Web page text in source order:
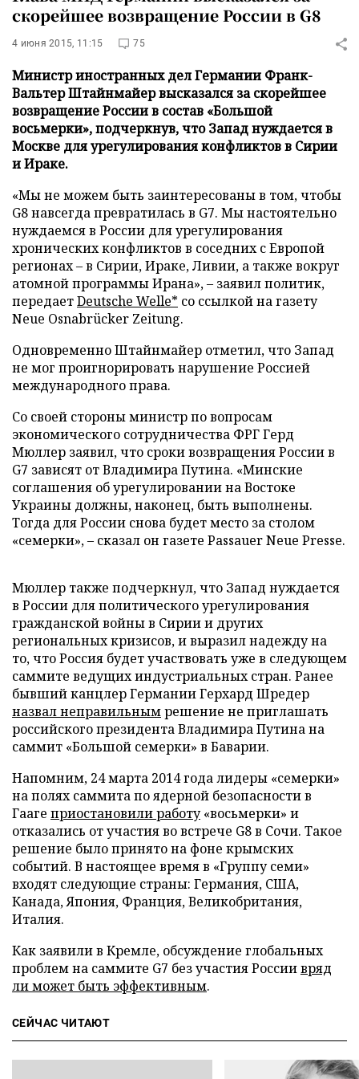
скорейшее возвращение России в G8
4 июня 2015, 11:15 75
Министр иностранных дел Германии Франк-
Вальтер Штайнмайер высказался за скорейшее
возвращение России в состав «Большой
восьмерки», подчеркнув, что Запад нуждается в
Москве для урегулирования конфликтов в Сирии
и Ираке.
«Мы не можем быть заинтересованы в том, чтобы
G8 навсегда превратилась в G7. Мы настоятельно
нуждаемся в России для урегулирования
хронических конфликтов в соседних с Европой
регионах – в Сирии, Ираке, Ливии, а также вокруг
атомной программы Ирана», – заявил политик,
передаетDeutsche Welle* со ссылкой на газету
Neue Osnabrücker Zeitung.
Одновременно Штайнмайер отметил, что Запад
не мог проигнорировать нарушение Россией
международного права.
Со своей стороны министр по вопросам
экономического сотрудничества ФРГ Герд
Мюллер заявил, что сроки возвращения России в
G7 зависят от Владимира Путина. «Минские
соглашения об урегулировании на Востоке
Украины должны, наконец, быть выполнены.
Тогда для России снова будет место за столом
«семерки», – сказал он газете Passauer Neue Presse.
Мюллер также подчеркнул, что Запад нуждается
в России для политического урегулирования
гражданской войны в Сирии и других
региональных кризисов, и выразил надежду на
то, что Россия будет участвовать уже в следующем
саммите ведущих индустриальных стран. Ранее
бывший канцлер Германии Герхард Шредер
назвал неправильнымрешение не приглашать
российского президента Владимира Путина на
саммит «Большой семерки» в Баварии.
Напомним, 24 марта 2014 года лидеры «семерки»
на полях саммита по ядерной безопасности в
Гааге приостановили работу«восьмерки» и
отказались от участия во встрече G8 в Сочи. Такое
решение было принято на фоне крымских
событий. В настоящее время в «Группу семи»
входят следующие страны: Германия, США,
Канада, Япония, Франция, Великобритания,
Италия.
Как заявили в Кремле, обсуждение глобальных
проблем на саммите G7 без участия Россиивряд
ли может быть эффективным.
СЕЙЧАС ЧИТАЮТ